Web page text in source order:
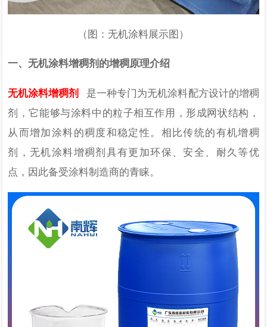
（图：无机涂料展示图）
一、无机涂料增稠剂的增稠原理介绍
无机涂料增稠剂
是一种专门为无机涂料配方设计的增稠
剂，它能够与涂料中的粒子相互作用，形成网状结构，
从而增加涂料的稠度和稳定性。相比传统的有机增稠
剂，无机涂料增稠剂具有更加环保、安全、耐久等优
点，因此备受涂料制造商的青睐。